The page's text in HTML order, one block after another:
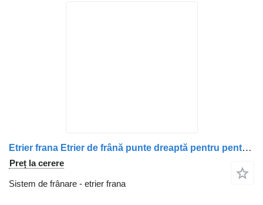
Etrier frana Etrier de frână punte dreaptă pentru pentru camion Irisbus 5801341081, 41211287, 41285004
Preț la cerere
Sistem de frânare - etrier frana